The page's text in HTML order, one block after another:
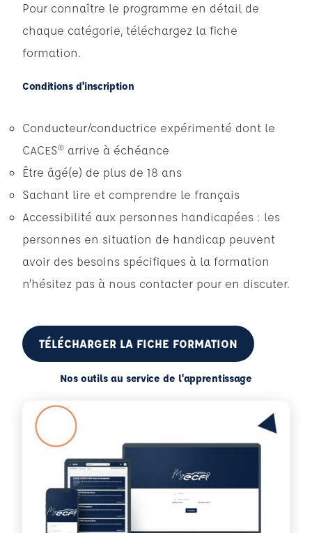
Pour connaître le programme en détail de
chaque catégorie, téléchargez la fiche
formation.
Conditions d'inscription
Conducteur/conductrice expérimenté dont le
CACES® arrive à échéance
Être âgé(e) de plus de 18 ans
Sachant lire et comprendre le français
Accessibilité aux personnes handicapées : les
personnes en situation de handicap peuvent
avoir des besoins spécifiques à la formation
n’hésitez pas à nous contacter pour en discuter.
TÉLÉCHARGER LA FICHE FORMATION
Nos outils au service de l'apprentissage